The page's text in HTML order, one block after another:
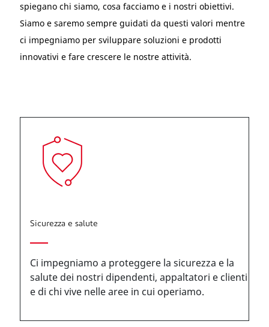
spiegano chi siamo, cosa facciamo e i nostri obiettivi.
Siamo e saremo sempre guidati da questi valori mentre
ci impegniamo per sviluppare soluzioni e prodotti
innovativi e fare crescere le nostre attività.
Sicurezza e salute
Ci impegniamo a proteggere la sicurezza e la
salute dei nostri dipendenti, appaltatori e clienti
e di chi vive nelle aree in cui operiamo.